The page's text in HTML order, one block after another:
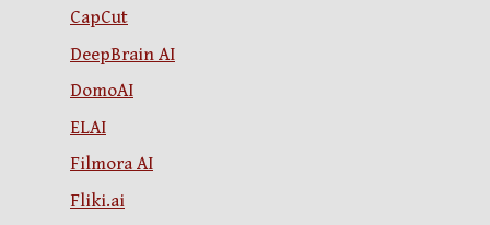
CapCut
DeepBrain AI
DomoAI
ELAI
Filmora AI
Fliki.ai